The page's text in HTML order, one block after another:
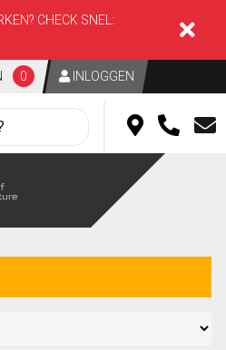
CHECK SNEL:
0 INLOGGEN